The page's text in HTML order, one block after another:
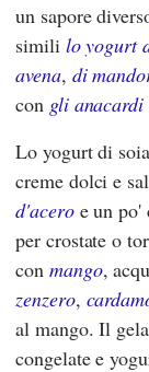
un sapore
simili lo yogurt
avena, di
con gli anacardi
Lo yogurt di
creme dolci e
d'aceroe un po'
per crostate o
con mango,
zenzero,
al mango. Il
congelate e